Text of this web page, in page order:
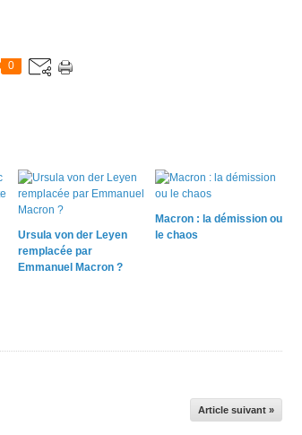
0
Ursula von der Leyen
remplacée par
Emmanuel Macron ?
Macron : la démission ou
le chaos
Article suivant »